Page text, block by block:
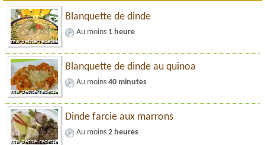
Blanquette de dinde
Au moins 1 heure
Blanquette de dinde au quinoa
Au moins 40 minutes
Dinde farcie aux marrons
Au moins 2 heures